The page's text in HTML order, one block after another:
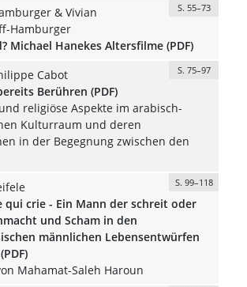
& Vivian
Hamburger
S. 55–73
Michael Hanekes Altersfilme (PDF)
Cabot
S. 75–97
Berühren (PDF)
religiöse Aspekte im arabisch-
Kulturraum und deren
in der Begegnung zwischen den
S. 99–118
qui crie - Ein Mann der schreit oder
und Scham in den
männlichen Lebensentwürfen
Mahamat-Saleh Haroun